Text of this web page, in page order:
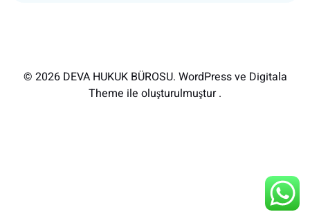
© 2026 DEVA HUKUK BÜROSU. WordPress ve Digitala
Theme ile oluşturulmuştur .